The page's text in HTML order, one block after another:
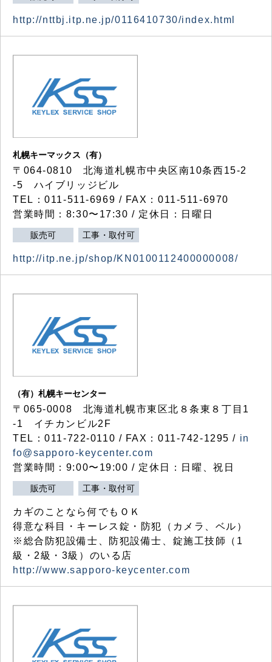
http://nttbj.itp.ne.jp/0116410730/index.html
札幌キーマックス（有）
〒064-0810 北海道札幌市中央区南10条西15-2
-5 ハイブリッジビル
TEL：011-511-6969 / FAX：011-511-6970
営業時間：8:30〜17:30 / 定休日：日曜日
販売可 工事・取付可
http://itp.ne.jp/shop/KN0100112400000008/
（有）札幌キーセンター
〒065-0008 北海道札幌市東区北８条東８丁目1
-1 イチカンビル2F
TEL：011-722-0110 / FAX：011-742-1295 / in
fo@sapporo-keycenter.com
営業時間：9:00〜19:00 / 定休日：日曜、祝日
販売可 工事・取付可
カギのことなら何でもＯＫ
得意な科目・キーレス錠・防犯（カメラ、ベル）
※総合防犯設備士、防犯設備士、錠施工技師（1
級・2級・3級）のいる店
http://www.sapporo-keycenter.com